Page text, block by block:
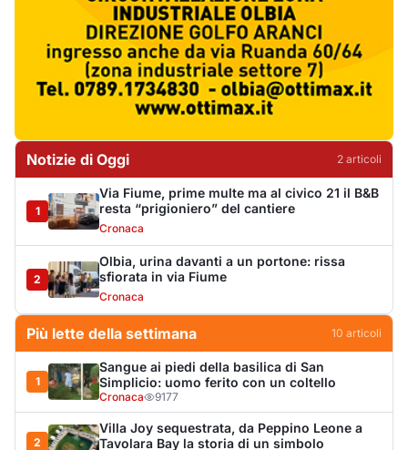
sfiorata in via Fiume
Cronaca
Più lette della settimana 10 articoli
Sangue ai piedi della basilica di San
Simplicio: uomo ferito con un coltello
Villa Joy sequestrata, da Peppino Leone a
Tavolara Bay la storia di un simbolo
Editoriali 8047
Olbia, attentato incendiario nella notte:
distrutti due mezzi da lavoro della Idro Pmg
Cronaca 7816
4
Dopo l'ordinanza: da via Fiume rispondono
al sindaco: "La deve ritirare, non serva a
nulla"
5
Punti di svista: in via Fiume, un anno senza
auto per vietare il nascondino ai delinquenti
Editoriali 4517
6
Olbia, il Nero inaugura gli attracchi D-Marin
al Molo Brin
Turismo 4293